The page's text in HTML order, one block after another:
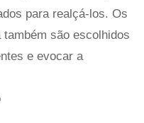
​​para realçá-los. Os
são escolhidos
e evocar a